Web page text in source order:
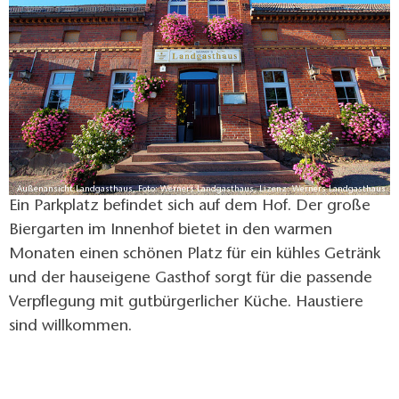
Außenansicht Landgasthaus, Foto: Werners Landgasthaus, Lizenz: Werners Landgasthaus
Ein Parkplatz befindet sich auf dem Hof. Der große
Biergarten im Innenhof bietet in den warmen
Monaten einen schönen Platz für ein kühles Getränk
und der hauseigene Gasthof sorgt für die passende
Verpflegung mit gutbürgerlicher Küche. Haustiere
sind willkommen.